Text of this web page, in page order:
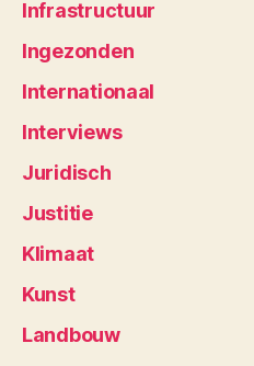
Infrastructuur
Ingezonden
Internationaal
Interviews
Juridisch
Justitie
Klimaat
Kunst
Landbouw